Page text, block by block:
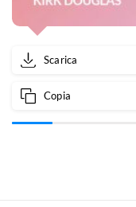
Scarica
Copia